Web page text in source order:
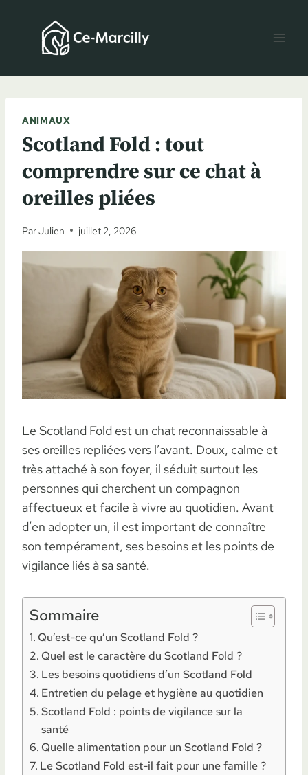
contenu
ANIMAUX
Scotland Fold : tout
comprendre sur ce chat à
oreilles pliées
ParJulien juillet 2, 2026
Le Scotland Fold est un chat reconnaissable à
ses oreilles repliées vers l’avant. Doux, calme et
très attaché à son foyer, il séduit surtout les
personnes qui cherchent un compagnon
affectueux et facile à vivre au quotidien. Avant
d’en adopter un, il est important de connaître
son tempérament, ses besoins et les points de
vigilance liés à sa santé.
Sommaire
Qu’est-ce qu’un Scotland Fold ?
Quel est le caractère du Scotland Fold ?
Les besoins quotidiens d’un Scotland Fold
Entretien du pelage et hygiène au quotidien
Scotland Fold : points de vigilance sur la
santé
Quelle alimentation pour un Scotland Fold ?
Le Scotland Fold est-il fait pour une famille ?